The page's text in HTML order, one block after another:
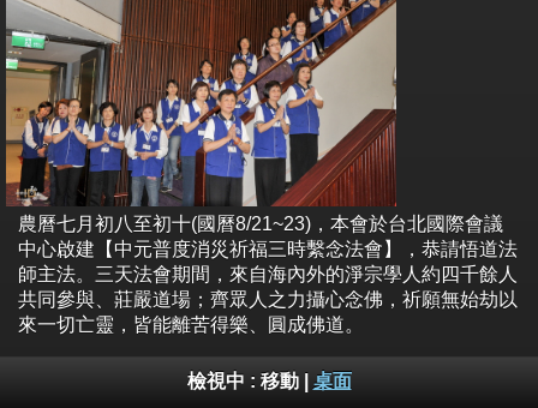
農曆七月初八至初十(國曆8/21~23)，本會於台北國際會議
中心啟建【中元普度消災祈福三時繫念法會】，恭請悟道法
師主法。三天法會期間，來自海內外的淨宗學人約四千餘人
共同參與、莊嚴道場；齊眾人之力攝心念佛，祈願無始劫以
來一切亡靈，皆能離苦得樂、圓成佛道。
檢視中 : 移動| 桌面